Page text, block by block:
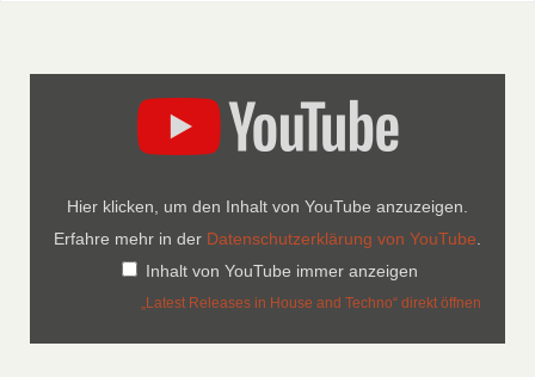
Hier klicken, um den Inhalt von YouTube anzuzeigen.
Erfahre mehr in der Datenschutzerklärung von YouTube.
Inhalt von YouTube immer anzeigen
„Latest Releases in House and Techno“ direkt öffnen